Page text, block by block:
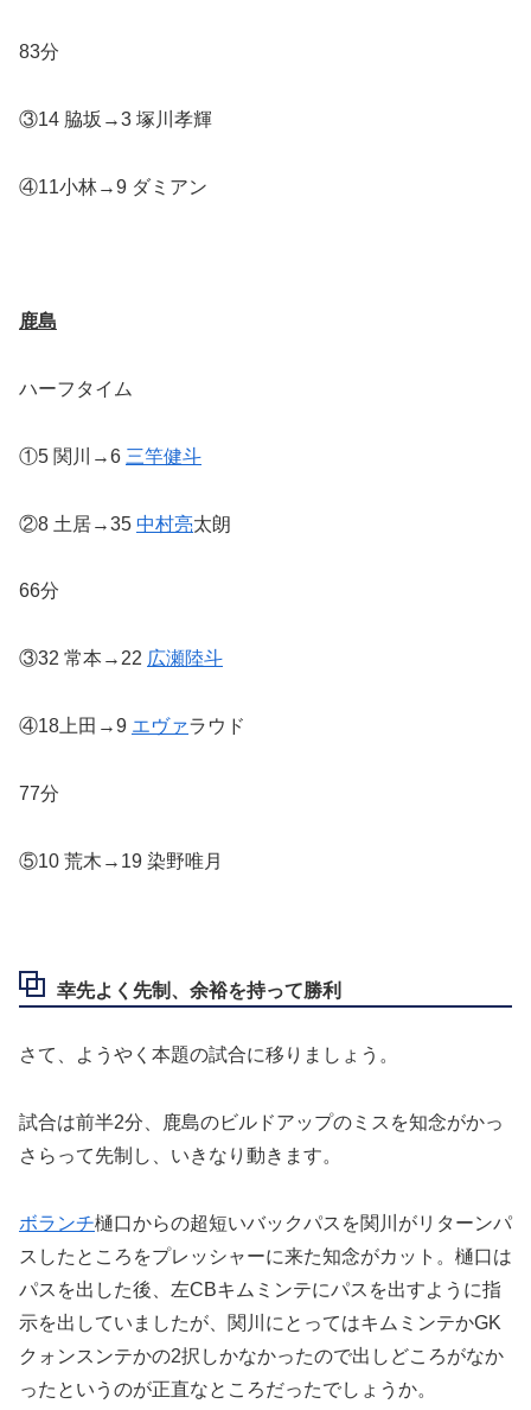
83分
③14 脇坂→3 塚川孝輝
④11小林→9 ダミアン
鹿島
ハーフタイム
①5 関川→6 三竿健斗
②8 土居→35 中村亮太朗
66分
③32 常本→22 広瀬陸斗
④18上田→9 エヴァラウド
77分
⑤10 荒木→19 染野唯月
幸先よく先制、余裕を持って勝利
さて、ようやく本題の試合に移りましょう。
試合は前半2分、鹿島のビルドアップのミスを知念がかっ
さらって先制し、いきなり動きます。
ボランチ樋口からの超短いバックパスを関川がリターンパ
スしたところをプレッシャーに来た知念がカット。樋口は
パスを出した後、左CBキムミンテにパスを出すように指
示を出していましたが、関川にとってはキムミンテかGK
クォンスンテかの2択しかなかったので出しどころがなか
ったというのが正直なところだったでしょうか。